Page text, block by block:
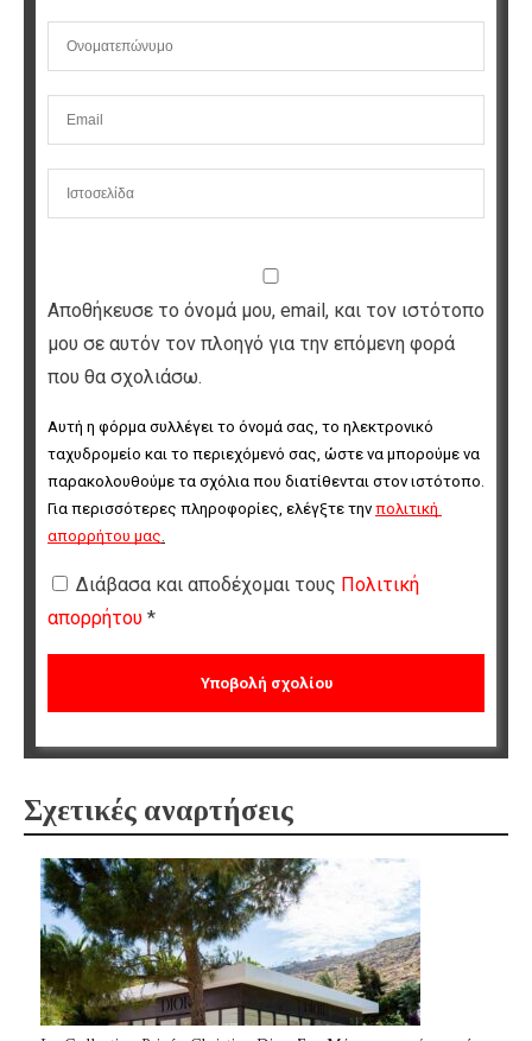
Αποθήκευσε το όνομά μου, email, και τον ιστότοπο
μου σε αυτόν τον πλοηγό για την επόμενη φορά
που θα σχολιάσω.
Αυτή η φόρμα συλλέγει το όνομά σας, το ηλεκτρονικό
ταχυδρομείο και το περιεχόμενό σας, ώστε να μπορούμε να
παρακολουθούμε τα σχόλια που διατίθενται στον ιστότοπο.
Για περισσότερες πληροφορίες, ελέγξτε την πολιτική
απορρήτου μας
Διάβασα και αποδέχομαι τους Πολιτική
απορρήτου *
Σχετικές αναρτήσεις